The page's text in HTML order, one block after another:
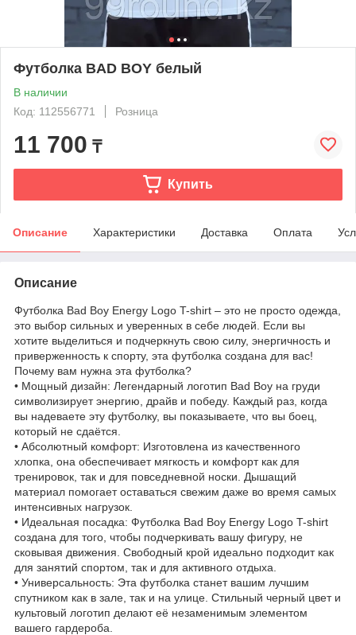
Футболка BAD BOY белый
В наличии
Код: 112556771
Розница
11 700 ₸
Купить
Описание Характеристики Доставка Оплата
Описание
Футболка Bad Boy Energy Logo T-shirt – это не просто одежда,
это выбор сильных и уверенных в себе людей. Если вы
хотите выделиться и подчеркнуть свою силу, энергичность и
приверженность к спорту, эта футболка создана для вас!
Почему вам нужна эта футболка?
• Мощный дизайн: Легендарный логотип Bad Boy на груди
символизирует энергию, драйв и победу. Каждый раз, когда
вы надеваете эту футболку, вы показываете, что вы боец,
который не сдаётся.
• Абсолютный комфорт: Изготовлена из качественного
хлопка, она обеспечивает мягкость и комфорт как для
тренировок, так и для повседневной носки. Дышащий
материал помогает оставаться свежим даже во время самых
интенсивных нагрузок.
• Идеальная посадка: Футболка Bad Boy Energy Logo T-shirt
создана для того, чтобы подчеркивать вашу фигуру, не
сковывая движения. Свободный крой идеально подходит как
для занятий спортом, так и для активного отдыха.
• Универсальность: Эта футболка станет вашим лучшим
спутником как в зале, так и на улице. Стильный черный цвет и
культовый логотип делают её незаменимым элементом
вашего гардероба.